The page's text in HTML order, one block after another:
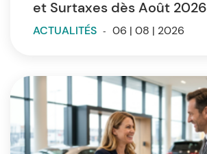
et Surtaxes dès Août 2026
ACTUALITÉS - 06 | 08 | 2026